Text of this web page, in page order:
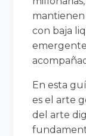
mantienen
con baja
En esta
es el arte
del arte